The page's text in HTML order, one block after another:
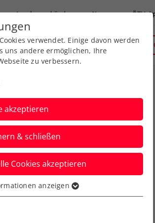
Landesverbände News ÖTV
Services Über uns
verwendet. Einige davon werden
uns andere ermöglichen, Ihre
zu verbessern.
akzeptieren
& schließen
Cookies akzeptieren
grundlegende Funktionen der
gewährleistet, dass die Webseite
anzeigen